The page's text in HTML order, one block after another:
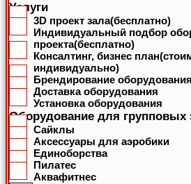
Услуги
3D проект зала(бесплатно)
Индивидуальный подбор
проекта(бесплатно)
Консалтинг, бизнес
индивидуально)
Брендирование оборудования
Доставка оборудования
Установка оборудования
Оборудование для групповых
Сайклы
Аксессуары для аэробики
Единоборства
Пилатес
Аквафитнес